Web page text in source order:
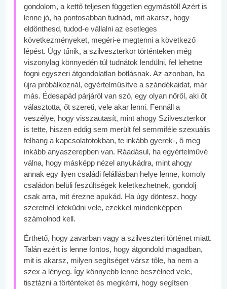
gondolom, a kettő teljesen független egymástól! Azért is
lenne jó, ha pontosabban tudnád, mit akarsz, hogy
eldönthesd, tudod-e vállalni az esetleges
következményeket, megéri-e megtenni a következő
lépést. Úgy tűnik, a szilveszterkor történteken még
viszonylag könnyedén túl tudnátok lendülni, fel lehetne
fogni egyszeri átgondolatlan botlásnak. Az azonban, ha
újra próbálkoznál, egyértelműsítve a szándékaidat, már
más. Édesapád párjáról van szó, egy olyan nőről, aki őt
választotta, őt szereti, vele akar lenni. Fennáll a
veszélye, hogy visszautasít, mint ahogy Szilveszterkor
is tette, hiszen eddig sem merült fel semmiféle szexuális
felhang a kapcsolatotokban, te inkább gyerek-, ő meg
inkább anyaszerepben van. Ráadásul, ha egyértelművé
válna, hogy másképp nézel anyukádra, mint ahogy
annak egy ilyen családi felállásban helye lenne, komoly
családon belüli feszültségek keletkezhetnek, gondolj
csak arra, mit érezne apukád. Ha úgy döntesz, hogy
szeretnél lefeküdni vele, ezekkel mindenképpen
számolnod kell.
Érthető, hogy zavarban vagy a szilveszteri történet miatt.
Talán ezért is lenne fontos, hogy átgondold magadban,
mit is akarsz, milyen segítséget vársz tőle, ha nem a
szex a lényeg. Így könnyebb lenne beszélned vele,
tisztázni a történteket és megkérni, hogy segítsen